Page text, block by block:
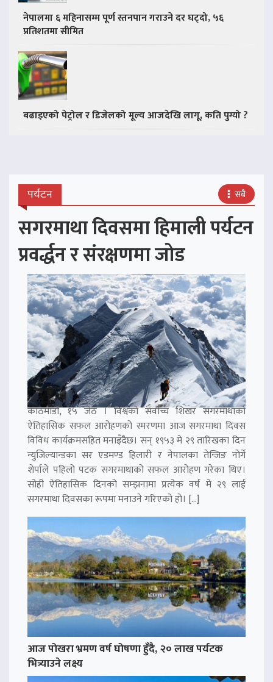
नेपालमा ६ महिनासम्म पूर्ण स्तनपान गराउने दर घट्दो, ५६
प्रतिशतमा सीमित
बढाइएको पेट्रोल र डिजेलको मूल्य आजदेखि लागू, कति पुग्यो ?
पर्यटन सबै
सगरमाथा दिवसमा हिमाली पर्यटन
प्रवर्द्धन र संरक्षणमा जोड
काठमाडौं, १५ जेठ । विश्वको सर्वोच्च शिखर सगरमाथाको
ऐतिहासिक सफल आरोहणको स्मरणमा आज सगरमाथा दिवस
विविध कार्यक्रमसहित मनाइँदैछ। सन् १९५३ मे २९ तारिखका दिन
न्युजिल्यान्डका सर एडमण्ड हिलारी र नेपालका तेन्जिङ नोर्गे
शेर्पाले पहिलो पटक सगरमाथाको सफल आरोहण गरेका थिए।
सोही ऐतिहासिक दिनको सम्झनामा प्रत्येक वर्ष मे २९ लाई
सगरमाथा दिवसका रूपमा मनाउने गरिएको हो। […]
आज पोखरा भ्रमण वर्ष घोषणा हुँदै, २० लाख पर्यटक
भित्र्याउने लक्ष्य